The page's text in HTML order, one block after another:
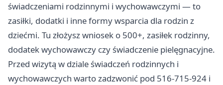
świadczeniami rodzinnymi i wychowawczymi — to
zasiłki, dodatki i inne formy wsparcia dla rodzin z
dziećmi. Tu złożysz wniosek o 500+, zasiłek rodzinny,
dodatek wychowawczy czy świadczenie pielęgnacyjne.
Przed wizytą w dziale świadczeń rodzinnych i
wychowawczych warto zadzwonić pod 516-715-924 i